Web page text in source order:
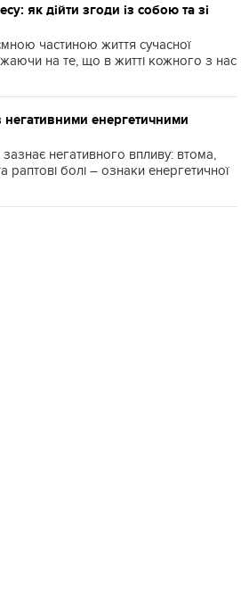
як дійти згоди із собою та зі
частиною життя сучасної
на те, що в житті кожного з нас
негативними енергетичними
негативного впливу: втома,
раптові болі – ознаки енергетичної